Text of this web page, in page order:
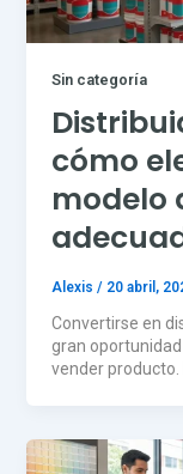
Sin categoría
cómo
modelo
Alexis / 20 abril,
Convertirse en
gran
vender producto.